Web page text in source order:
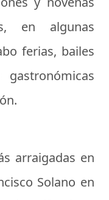
en algunas
ferias, bailes
arraigadas en
Solano en